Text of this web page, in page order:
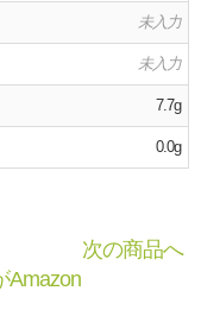
未入力
未入力
7.7g
0.0g
次の商品へ
Amazon